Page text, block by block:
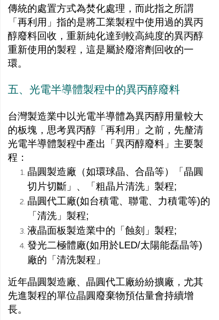
傳統的處置方式為焚化處理，而此指之所謂
「再利用」指的是將工業製程中使用過的異丙
醇廢料回收，重新純化達到較高純度的異丙醇
重新使用的製程，這是屬於廢溶劑回收的一
環。
五、光電半導體製程中的異丙醇廢料
台灣製造業中以光電半導體為異丙醇用量較大
的板塊，思考異丙醇「再利用」之前，先釐清
光電半導體製程中產出「異丙醇廢料」主要製
程：
晶圓製造廠（如環球晶、合晶等）「晶圓
切片切斷」、「粗晶片清洗」製程;
晶圓代工廠(如台積電、聯電、力積電等)的
「清洗」製程;
液晶面板製造業中的「蝕刻」製程;
發光二極體廠(如用於LED/太陽能磊晶等)
廠的「清洗製程」
近年晶圓製造廠、晶圓代工廠紛紛擴廠，尤其
先進製程的單位晶圓廢棄物預估量會持續增
長。